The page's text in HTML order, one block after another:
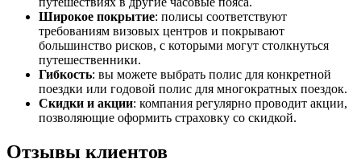
Широкое покрытие: полисы соответствуют
требованиям визовых центров и покрывают
большинство рисков, с которыми могут столкнуться
путешественники.
Гибкость: вы можете выбрать полис для конкретной
поездки или годовой полис для многократных поездок.
Скидки и акции: компания регулярно проводит акции,
позволяющие оформить страховку со скидкой.
Отзывы клиентов